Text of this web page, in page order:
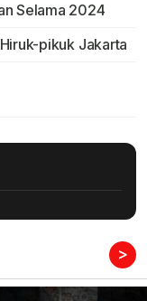
Selama 2024
pikuk Jakarta
>